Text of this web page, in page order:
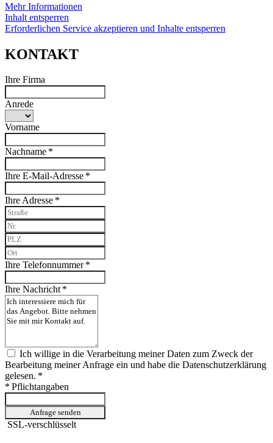
Mehr Informationen
Inhalt entsperren
Erforderlichen Service akzeptieren und Inhalte entsperren
KONTAKT
Ihre Firma
Anrede
Vorname
Nachname *
Ihre E-Mail-Adresse *
Ihre Adresse *
Ihre Telefonnummer *
Ihre Nachricht *
Ich willige in die Verarbeitung meiner Daten zum Zweck der
Bearbeitung meiner Anfrage ein und habe die Datenschutzerklärung
gelesen. *
* Pflichtangaben
Anfrage senden
SSL-verschlüsselt